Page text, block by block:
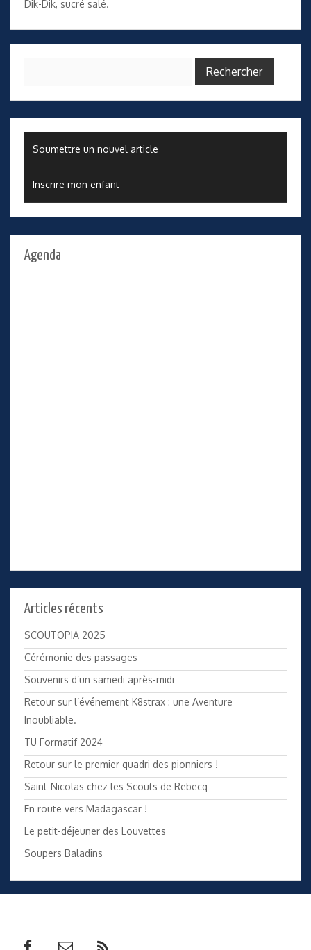
Dik-Dik, sucré salé.
Soumettre un nouvel article
Inscrire mon enfant
Agenda
Articles récents
SCOUTOPIA 2025
Cérémonie des passages
Souvenirs d’un samedi après-midi
Retour sur l’événement K8strax : une Aventure
Inoubliable.
TU Formatif 2024
Retour sur le premier quadri des pionniers !
Saint-Nicolas chez les Scouts de Rebecq
En route vers Madagascar !
Le petit-déjeuner des Louvettes
Soupers Baladins